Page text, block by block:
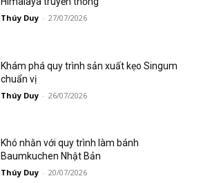
Thúy Duy - 27/07/2026
Khám phá quy trình sản xuất kẹo Singum
chuẩn vị
Thúy Duy - 26/07/2026
Khó nhằn với quy trình làm bánh
Baumkuchen Nhật Bản
Thúy Duy - 20/07/2026